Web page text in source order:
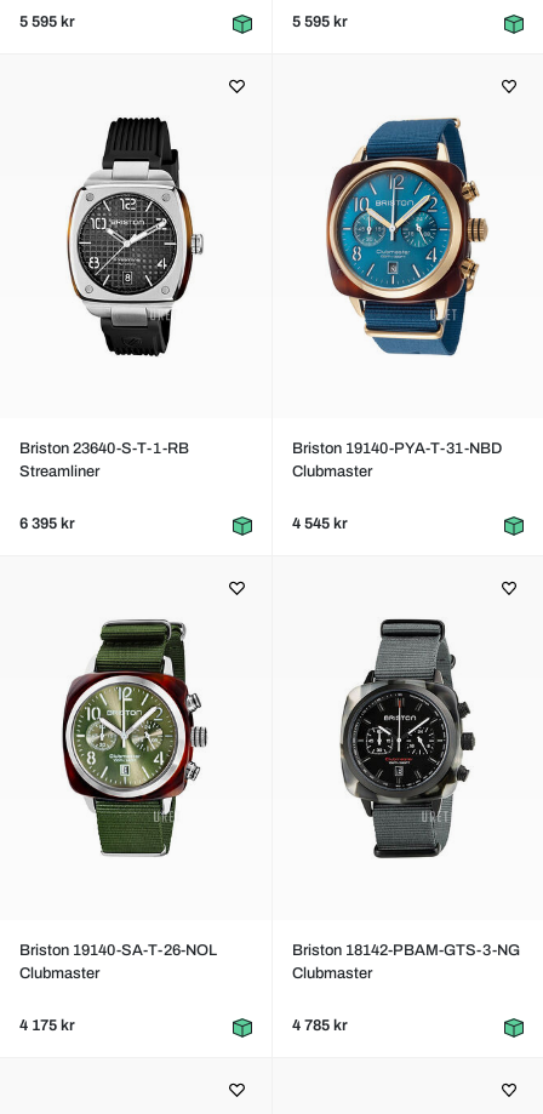
5 595 kr 5 595 kr
Briston 23640-S-T-1-RB
Streamliner
6 395 kr
Briston 19140-PYA-T-31-NBD
Clubmaster
4 545 kr
Briston 19140-SA-T-26-NOL
Clubmaster
4 175 kr
Briston 18142-PBAM-GTS-3-NG
Clubmaster
4 785 kr